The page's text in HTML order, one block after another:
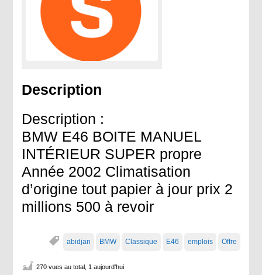
Description
Description :
BMW E46 BOITE MANUEL
INTÉRIEUR SUPER propre
Année 2002 Climatisation
d’origine tout papier à jour prix 2
millions 500 à revoir
abidjan BMW Classique E46 emplois Offre
270 vues au total, 1 aujourd'hui